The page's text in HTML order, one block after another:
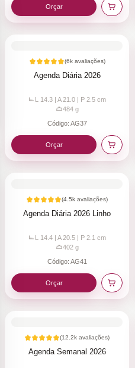
Orçar
(6kavaliações)
Agenda Diária 2026
L 14.3 | A 21.0 | P 2.5 cm
484g
Código: AG37
Orçar
(4.5k avaliações)
Agenda Diária 2026 Linho
L 14.4 | A 20.5 | P 2.1 cm
402g
Código: AG41
Orçar
(12.2k avaliações)
Agenda Semanal 2026